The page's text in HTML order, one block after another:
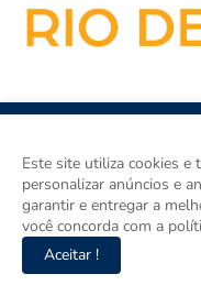
ISSO É RIO DE
um espaço para
informação de verdade
Este site utiliza cookies e
personalizar anúncios e
garantir e entregar a
você concorda com a
Aceitar !